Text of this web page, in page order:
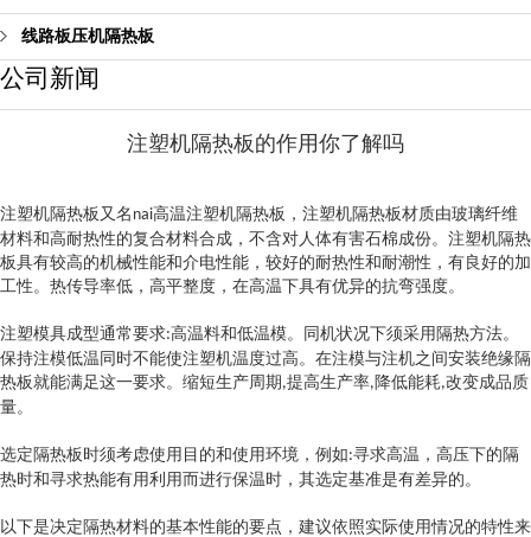
线路板压机隔热板
公司新闻
注塑机隔热板的作用你了解吗
注塑机隔热板 又名 nai高温注塑机隔热板 ， 注塑机隔热板材质由玻璃纤维
材料和高耐热性的复合材料合成，不含对人体有害石棉成份。 注塑机隔热
板具有较高的机械性能和介电性能，较好的耐热性和耐潮性，有良好的加
工性。热传导率低，高平整度，在高温下具有优异的抗弯强度。
注塑模具成型通常要求:高温料和低温模。同机状况下须采用隔热方法。
保持注模低温同时不能使注塑机温度过高。在注模与注机之间安装绝缘隔
热板就能满足这一要求。缩短生产周期 ,提高生产率, 降低能耗,改变成品质
量。
选定隔热板时须考虑使用目的和使用环境，例如:寻求高温，高压下的隔
热时和寻求热能有用利用而进行保温时，其选定基准是有差异的。
以下是决定隔热材料的基本性能的要点，建议依照实际使用情况的特性来